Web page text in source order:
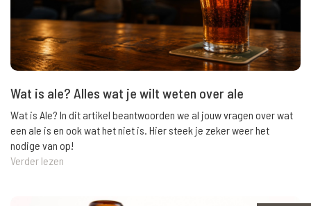
Wat is ale? Alles wat je wilt weten over ale
Wat is Ale? In dit artikel beantwoorden we al jouw vragen over wat
een ale is en ook wat het niet is. Hier steek je zeker weer het
nodige van op!
Verder lezen